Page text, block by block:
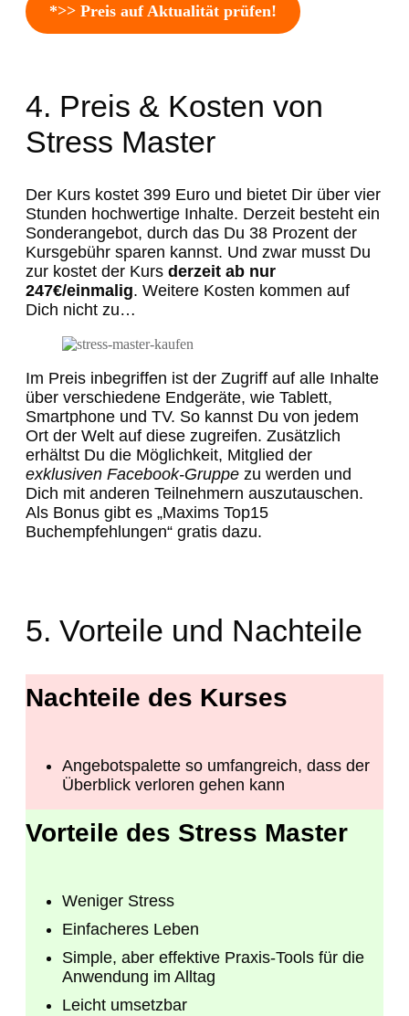
*>> Preis auf Aktualität prüfen!
4. Preis & Kosten von
Stress Master
Der Kurs kostet 399 Euro und bietet Dir über vier
Stunden hochwertige Inhalte. Derzeit besteht ein
Sonderangebot, durch das Du 38 Prozent der
Kursgebühr sparen kannst. Und zwar musst Du
zur kostet der Kurs derzeit ab nur
247€/einmalig. Weitere Kosten kommen auf
Dich nicht zu…
Im Preis inbegriffen ist der Zugriff auf alle Inhalte
über verschiedene Endgeräte, wie Tablett,
Smartphone und TV. So kannst Du von jedem
Ort der Welt auf diese zugreifen. Zusätzlich
erhältst Du die Möglichkeit, Mitglied der
exklusiven Facebook-Gruppe zu werden und
Dich mit anderen Teilnehmern auszutauschen.
Als Bonus gibt es „Maxims Top15
Buchempfehlungen“ gratis dazu.
5. Vorteile und Nachteile
Nachteile des Kurses
Angebotspalette so umfangreich, dass der
Überblick verloren gehen kann
Vorteile des Stress Master
Weniger Stress
Einfacheres Leben
Simple, aber effektive Praxis-Tools für die
Anwendung im Alltag
Leicht umsetzbar